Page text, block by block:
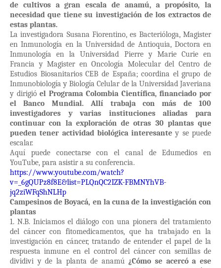
de cultivos a gran escala de anamú, a propósito, la
necesidad que tiene su investigación de los extractos de
estas plantas.
La investigadora Susana Fiorentino, es Bacterióloga, Magister
en Inmunología en la Universidad de Antioquia, Doctora en
Inmunología en la Universidad Pierre y Marie Curie en
Francia y Magister en Oncología Molecular del Centro de
Estudios Biosanitarios CEB de España; coordina el grupo de
Inmunobiología y Biología Celular de la Universidad Javeriana
y dirigióel Programa Colombia Científica, financiado por
el Banco Mundial. Allí trabaja con más de 100
investigadores y varias instituciones aliadas para
continuar con la exploración de otras 30 plantas que
pueden tener actividad biológica interesante y se puede
escalar.
Aquí puede conectarse con el canal de Edumedios en
YouTube, para asistir a su conferencia.
https://www.youtube.com/watch?
v=_6gQUPz8f8E&list=PLQnQC2IZK-FBMNYhVB-
jq2ziWFqShNLHp
Campesinos de Boyacá, en la cuna de la investigación con
plantas
1. N.B. Iniciamos el diálogo con una pionera del tratamiento
del cáncer con fitomedicamentos, que ha trabajado en la
investigación en cáncer, tratando de entender el papel de la
respuesta inmune en el control del cáncer con semillas de
dividivi y de la planta de anamú ¿Cómo se acercó a ese